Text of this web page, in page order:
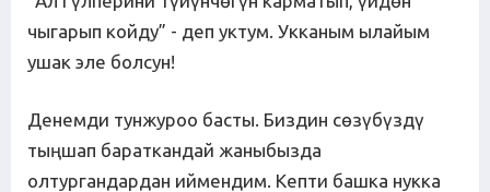
чыгарып койду” - деп уктум. Укканым ылайым
ушак эле болсун!
Денемди тунжуроо басты. Биздин сөзүбүздү
тыңшап бараткандай жаныбызда
олтургандардан иймендим. Кепти башка нукка